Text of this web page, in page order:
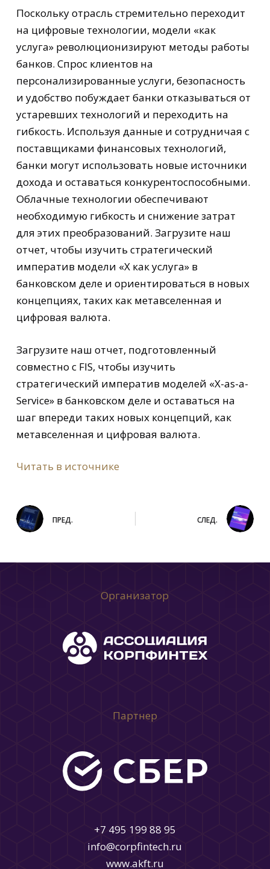
Поскольку отрасль стремительно переходит
на цифровые технологии, модели «как
услуга» революционизируют методы работы
банков. Спрос клиентов на
персонализированные услуги, безопасность
и удобство побуждает банки отказываться от
устаревших технологий и переходить на
гибкость. Используя данные и сотрудничая с
поставщиками финансовых технологий,
банки могут использовать новые источники
дохода и оставаться конкурентоспособными.
Облачные технологии обеспечивают
необходимую гибкость и снижение затрат
для этих преобразований. Загрузите наш
отчет, чтобы изучить стратегический
императив модели «X как услуга» в
банковском деле и ориентироваться в новых
концепциях, таких как метавселенная и
цифровая валюта.
Загрузите наш отчет, подготовленный
совместно с FIS, чтобы изучить
стратегический императив моделей «X-as-a-
Service» в банковском деле и оставаться на
шаг впереди таких новых концепций, как
метавселенная и цифровая валюта.
Читать в источнике
ПРЕД. СЛЕД.
Организатор
Партнер
+7 495 199 88 95
info@corpfintech.ru
www.akft.ru